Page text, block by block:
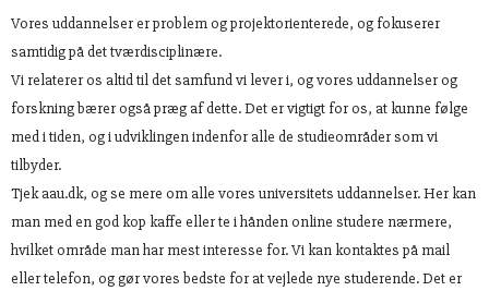
Vores uddannelser er problem og projektorienterede, og fokuserer
samtidig på det tværdisciplinære.
Vi relaterer os altid til det samfund vi lever i, og vores uddannelser og
forskning bærer også præg af dette. Det er vigtigt for os, at kunne følge
med i tiden, og i udviklingen indenfor alle de studieområder som vi
tilbyder.
Tjek aau.dk, og se mere om alle vores universitets uddannelser. Her kan
man med en god kop kaffe eller te i hånden online studere nærmere,
hvilket område man har mest interesse for. Vi kan kontaktes på mail
eller telefon, og gør vores bedste for at vejlede nye studerende. Det er